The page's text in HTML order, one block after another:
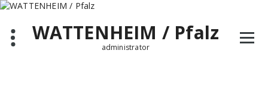
Zum
springenWATTENHEIM / Pfalz
administrator